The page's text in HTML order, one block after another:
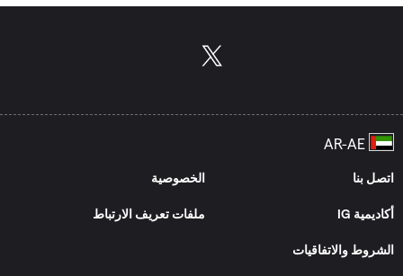
بطاقة الخصم أو عن طريق التحويل البنكي، أما العملاء المحترفون
الخصم المباشر أو عن طريق التحويل البنكي.
اتصل بنا الخصوصية
أكاديمية IG ملفات تعريف الارتباط
الشروط والاتفاقيات